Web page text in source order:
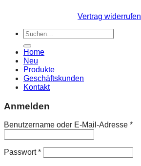
Vertrag widerrufen
Home
Neu
Produkte
Geschäftskunden
Kontakt
Anmelden
Benutzername oder E-Mail-Adresse *
Passwort*